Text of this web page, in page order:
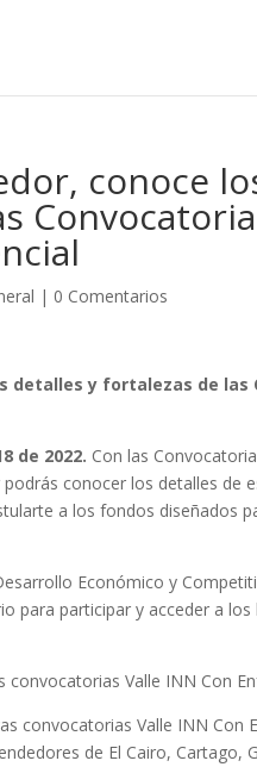
conoce
| 0 Comentarios
detalles y fortalezas de las
de 2022. Con las
conocer los detalles de
a los fondos diseñados
Económico y
para participar y acceder a
convocatorias Valle INN Con
convocatorias Valle INN Con
de El Cairo, Cartago,